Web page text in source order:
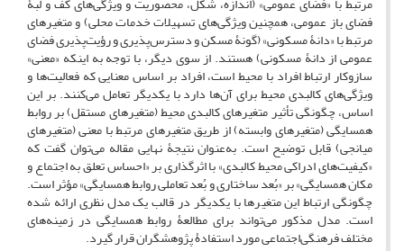
فضای باز عمومی، همچنین ویژگی‌های تسهیلات خدمات محلی) و متغیرهای
مرتبط با «دانۀ‌ مسکونی» (گونۀ مسکن و دسترس‌پذیری و رؤیت‌پذیری فضای
عمومی از دانۀ مسکونی) هستند. از سوی دیگر، با توجه به اینکه «معنی»
سازوکار ارتباط افراد با محیط است، افراد بر اساس معنایی که فعالیت‌ها و
ویژگی‌های کالبدی محیط برای آن‌ها دارد با یکدیگر تعامل می‌کنند. بر این
اساس، چگونگی تأثیر متغیرهای کالبدی محیط (متغیرهای مستقل) بر روابط
همسایگی (متغیرهای وابسته) از طریق متغیرهای مرتبط با معنی (متغیرهای
میانجی) قابل توضیح است. به‌عنوان نتیجۀ نهایی مقاله می‌توان گفت که
«کیفیت‌های ادراکی محیط کالبدی» با اثرگذاری بر «احساس تعلق به اجتماع و
مکان همسایگی» بر «بُعد ساختاری و بُعد تعاملی روابط همسایگی» مؤثر است.
چگونگی ارتباط این متغیرها با یکدیگر در قالب یک مدل نظری ارائه شده
است. مدل مذکور می‌تواند برای مطالعۀ روابط همسایگی در زمینه‌های
مختلف فرهنگی‌اجتماعی مورد استفادۀ پژوهشگران قرار گیرد.